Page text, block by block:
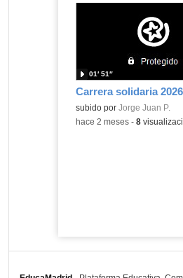
Carrera solidaria 2026
subido por Jorge Juan P.
01′ 51″
-hace 2 meses- 8